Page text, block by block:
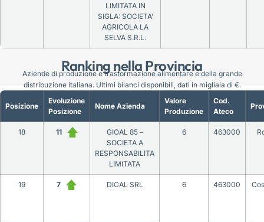
Ranking nella Provincia
LIMITATA IN
SIGLA: SOCIETA’
AGRICOLA LA
SELVA S.R.L.
Posizione
Evoluzione
Posizione
Nome Azienda
Valore
Produzione
Cod.
Ateco
18 11
GIOAL 85 –
SOCIETA A
RESPONSABILITA
LIMITATA
6 463000
19 7 DICAL SRL 6 463000
Aziende di produzione e trasformazione alimentare e della grande
distribuzione italiana. Ultimi bilanci disponibili, dati in migliaia di €.